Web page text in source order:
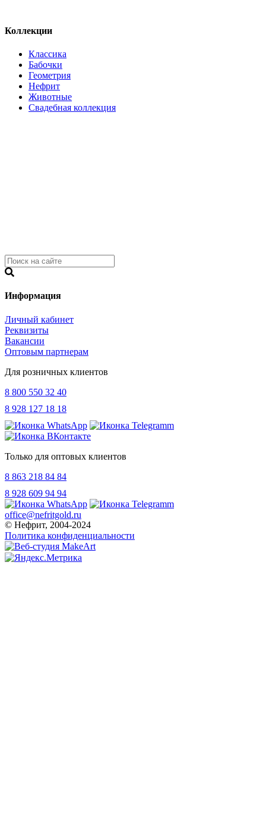
Коллекции
Классика
Бабочки
Геометрия
Нефрит
Животные
Свадебная коллекция
Информация
Личный кабинет
Реквизиты
Вакансии
Оптовым партнерам
Для розничных клиентов
8 800 550 32 40
8 928 127 18 18
Только для оптовых клиентов
8 863 218 84 84
8 928 609 94 94
office@nefritgold.ru
© Нефрит, 2004-2024
Политика конфиденциальности